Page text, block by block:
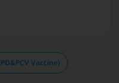
Vaccine)